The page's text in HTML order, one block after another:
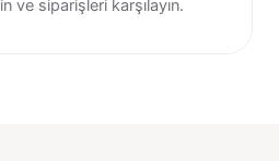
ve siparişleri karşılayın.